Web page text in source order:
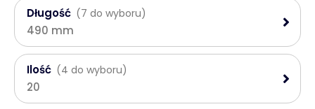
Długość (7 do wyboru)
490 mm
Ilość (4 do wyboru)
20